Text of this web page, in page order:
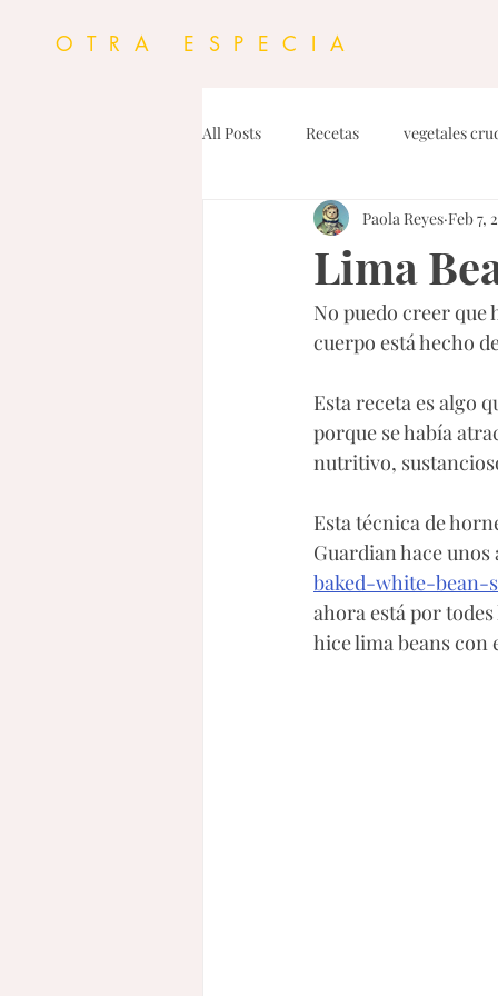
OTRA ESPECIA
All Posts Recetas vegetales
Proteinas
Dips y Untables Fideos
Lima
Paola Reyes Feb 7,
No puedo creer que
cuerpo está hecho
Esta receta es algo
porque se había
nutritivo,
Esta técnica de
Guardian hace unos
baked-white-
ahora está por
hice lima beans con